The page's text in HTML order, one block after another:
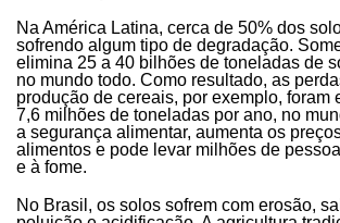
Na América Latina, cerca de 50% dos
sofrendo algum tipo de degradação.
elimina 25 a 40 bilhões de toneladas de
no mundo todo. Como resultado, as
produção de cereais, por exemplo, foram
7,6 milhões de toneladas por ano, no
a segurança alimentar, aumenta os
alimentos e pode levar milhões de
e à fome.
No Brasil, os solos sofrem com erosão,